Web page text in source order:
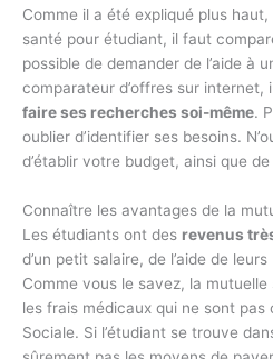
Comme il a été expliqué plus
santé pour étudiant, il faut
possible de demander de l’aide à
comparateur d’offres sur internet,
faire ses recherches soi-même.
oublier d’identifier ses besoins.
d’établir votre budget, ainsi que
Connaître les avantages de la
Les étudiants ont des revenus
d’un petit salaire, de l’aide de
Comme vous le savez, la
les frais médicaux qui ne sont
Sociale. Si l’étudiant se trouve